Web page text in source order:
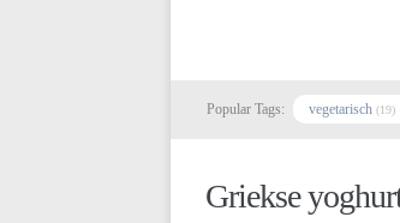
Popular Tags: vegetarisch (19)
Griekse